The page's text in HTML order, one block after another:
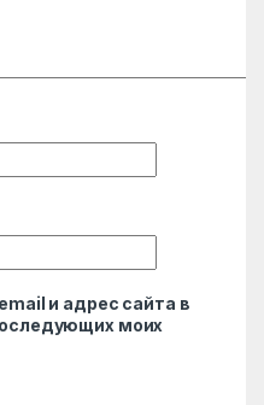
и адрес сайта в
моих